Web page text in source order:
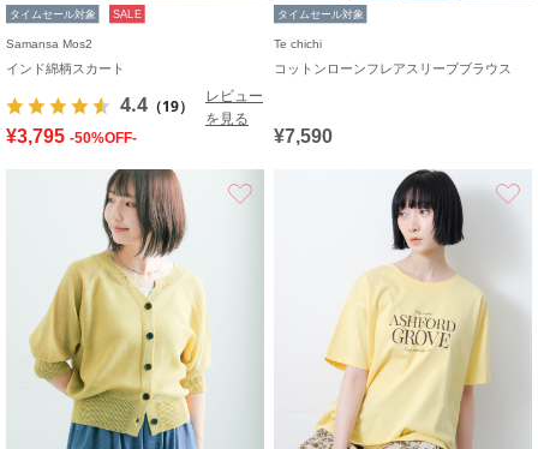
タイムセール対象 SALE
Samansa Mos2
インド綿柄スカート
4.4 （19）
レビュー
を見る
¥3,795 -50%OFF-
タイムセール対象
Te chichi
コットンローンフレアスリーブブラウス
¥7,590